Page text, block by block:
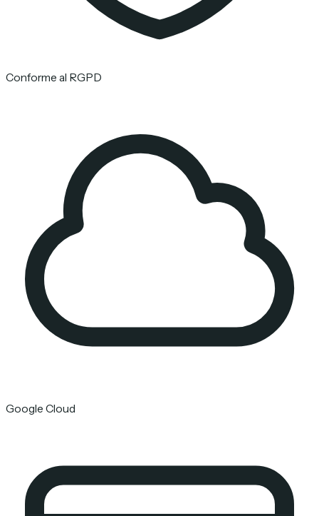
Conforme al RGPD
Google Cloud